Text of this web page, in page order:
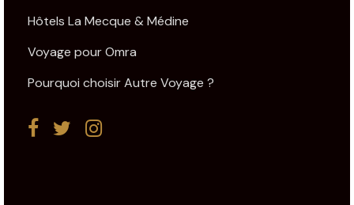
Hôtels La Mecque & Médine
Voyage pour Omra
Pourquoi choisir Autre Voyage ?